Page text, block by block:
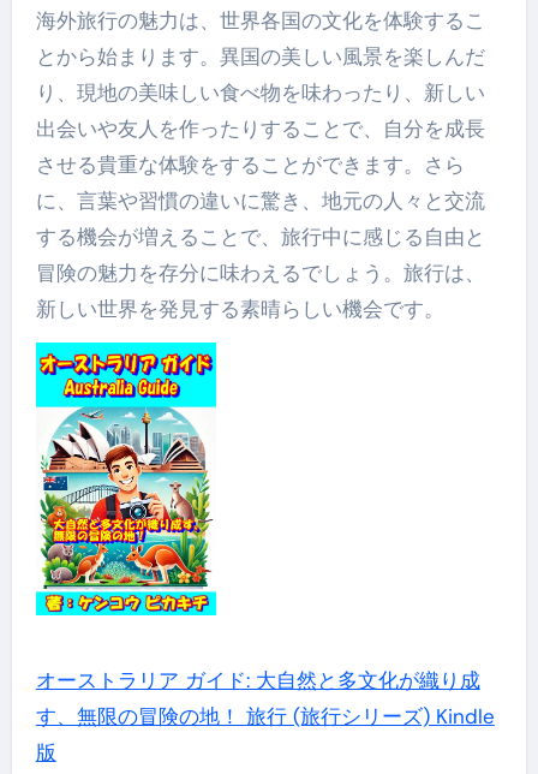
海外旅行の魅力は、世界各国の文化を体験するこ
とから始まります。異国の美しい風景を楽しんだ
り、現地の美味しい食べ物を味わったり、新しい
出会いや友人を作ったりすることで、自分を成長
させる貴重な体験をすることができます。さら
に、言葉や習慣の違いに驚き、地元の人々と交流
する機会が増えることで、旅行中に感じる自由と
冒険の魅力を存分に味わえるでしょう。旅行は、
新しい世界を発見する素晴らしい機会です。
オーストラリア ガイド: 大自然と多文化が織り成
す、無限の冒険の地！ 旅行 (旅行シリーズ) Kindle
版